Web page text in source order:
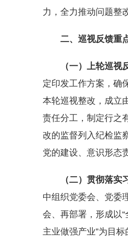
力，全力推动问题整
二、巡视反馈重
（一） 上轮巡视
定印发工作方案，确
本轮巡视整改，成立
责任分工，制定行之
改的监督列入纪检监
党的建设、意识形态
（二） 贯彻落实
中组织党委会、党委
会、再部署，形成以
主业做强产业”为目标